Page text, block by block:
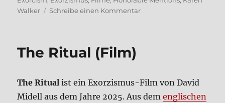
Walker
Schreibe einen Kommentarzu
Fil­
me
The Ritu­al (Film)
The Ritu­al ist ein Exor­zis­mus-Film von David
Midell aus dem Jah­re 2025. Aus demeng­li­schen